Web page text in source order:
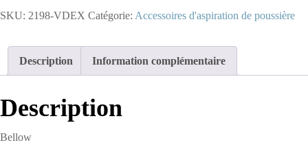
-SKU: 2198-VDEX Catégorie: Accessoires d'aspiration de poussière
Description Information complémentaire
Description
Bellow